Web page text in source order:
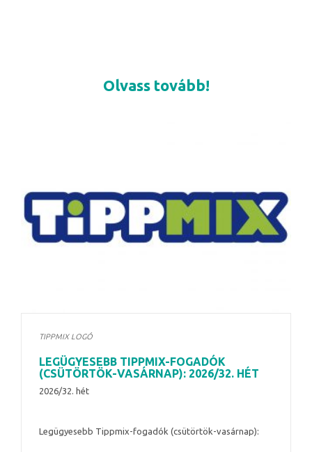
Olvass tovább!
TIPPMIX LOGÓ
LEGÜGYESEBB TIPPMIX-FOGADÓK
(CSÜTÖRTÖK-VASÁRNAP): 2026/32. HÉT
2026/32. hét
Legügyesebb Tippmix-fogadók (csütörtök-vasárnap):